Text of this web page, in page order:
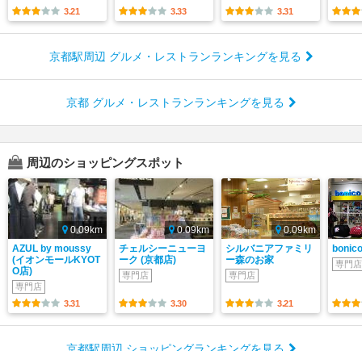
3.21 3.33 3.31
京都駅周辺 グルメ・レストランランキングを見る
京都 グルメ・レストランランキングを見る
周辺のショッピングスポット
0.09km
AZUL by moussy
(イオンモールKYOT
O店)
専門店
3.31
0.09km
チェルシーニューヨ
ーク (京都店)
専門店
3.30
0.09km
シルバニアファミリ
ー森のお家
専門店
3.21
専門店
京都駅周辺 ショッピングランキングを見る